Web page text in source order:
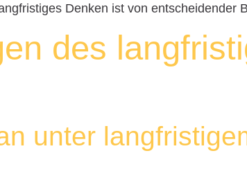
Denken ist von entscheidender
des
unter